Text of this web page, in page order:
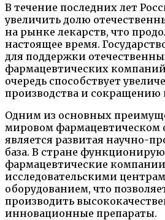
В течение последних лет
увеличить долю
на рынке лекарств, что
настоящее время.
для поддержки
фармацевтических
очередь способствует
производства и сокращению
Одним из основных
мировом фармацевтическом
является развитая научно-
база. В стране
фармацевтические
исследовательскими
оборудованием, что
производить
инновационные препараты.